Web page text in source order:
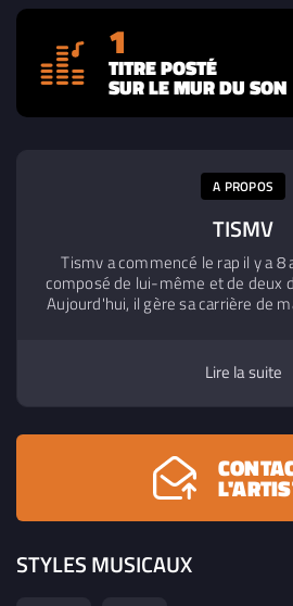
1
TITRE POSTÉ
SUR LE MUR DU SON
A PROPOS
TISMV
Tismv a commencé le rap il y a 8
composé de lui-même et de deux
Aujourd'hui, il gère sa carrière de
large. Tismv a pour vocation de
tant qu'artiste pour atteindre ses
de sa
Lire la suite
STYLES MUSICAUX